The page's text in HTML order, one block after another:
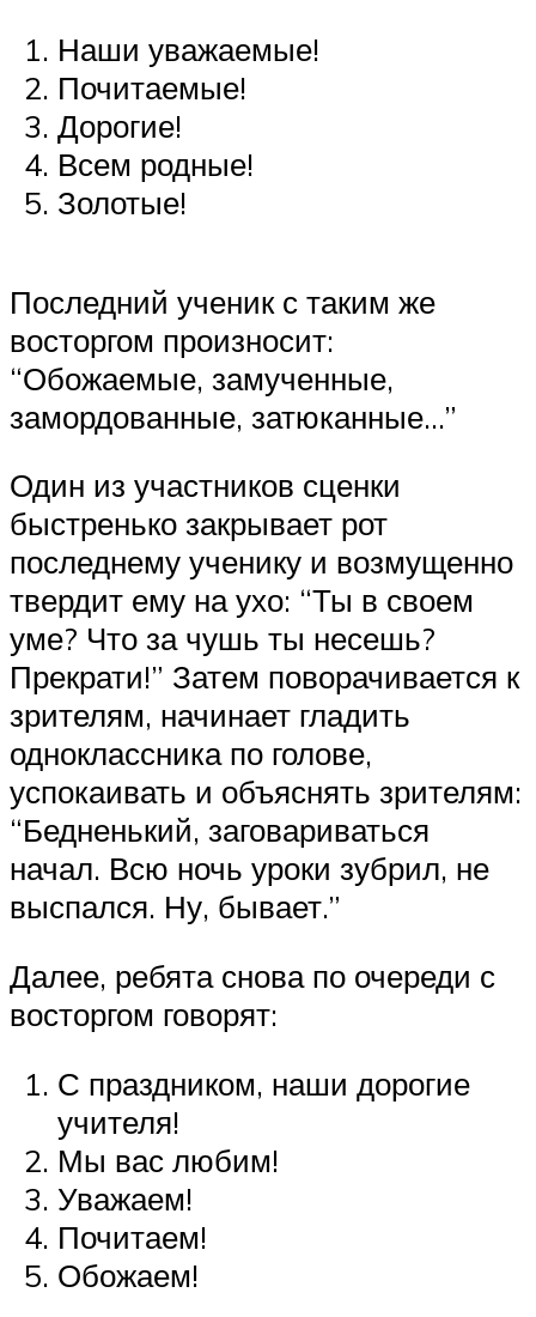
Наши уважаемые!
Почитаемые!
Дорогие!
Всем родные!
Золотые!
Последний ученик с таким же
восторгом произносит:
“Обожаемые, замученные,
замордованные, затюканные…”
Один из участников сценки
быстренько закрывает рот
последнему ученику и возмущенно
твердит ему на ухо: “Ты в своем
уме? Что за чушь ты несешь?
Прекрати!” Затем поворачивается к
зрителям, начинает гладить
одноклассника по голове,
успокаивать и объяснять зрителям:
“Бедненький, заговариваться
начал. Всю ночь уроки зубрил, не
выспался. Ну, бывает.”
Далее, ребята снова по очереди с
восторгом говорят:
С праздником, наши дорогие
учителя!
Мы вас любим!
Уважаем!
Почитаем!
Обожаем!